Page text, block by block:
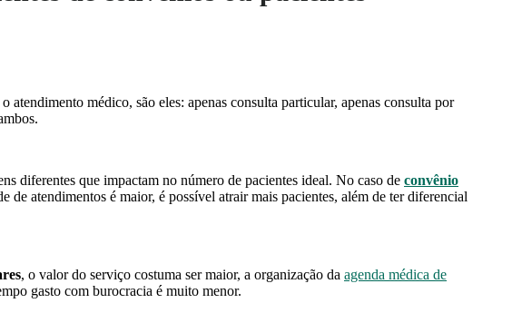
atendimento médico, são eles: apenas consulta particular, apenas consulta por
diferentes que impactam no número de pacientes ideal. No caso de convênio
de atendimentos é maior, é possível atrair mais pacientes, além de ter diferencial
, o valor do serviço costuma ser maior, a organização da agenda médica de
gasto com burocracia é muito menor.